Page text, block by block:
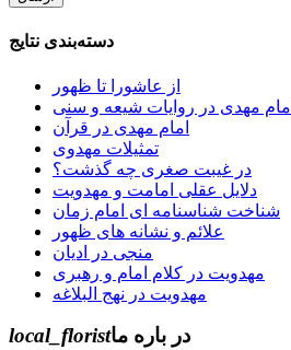
دسته‌بندی نتایج
از عاشورا تا ظهور
امام مهدی در روایات شیعه و سنی
امام مهدی در قرآن
تمثیلات مهدوی
در غیبت صغری چه گذشت؟
دلایل عقلی امامت و مهدویت
شناخت شناسنامه ای امام زمان
علائم و نشانه های ظهور
منجی در ادیان
مهدویت در کلام امام و رهبری
مهدویت در نهج البلاغه
local_floristدر باره ما